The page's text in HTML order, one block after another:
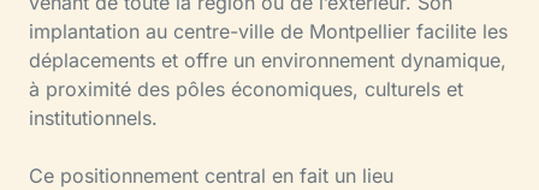
implantation au centre-ville de Montpellier facilite les
déplacements et offre un environnement dynamique,
à proximité des pôles économiques, culturels et
institutionnels.
Ce positionnement central en fait un lieu